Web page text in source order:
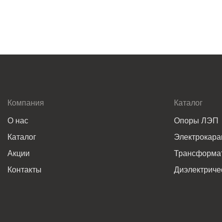
Компания
О нас
Каталог
Акции
Контакты
Каталог
Опоры ЛЭП